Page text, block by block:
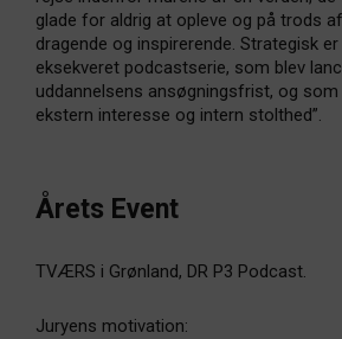
glade for aldrig at opleve og på trods
dragende og inspirerende. Strategisk
eksekveret podcastserie, som blev
uddannelsens ansøgningsfrist, og
ekstern interesse og intern stolthed”.
Årets Event
TVÆRS i Grønland, DR P3 Podcast.
Juryens motivation: